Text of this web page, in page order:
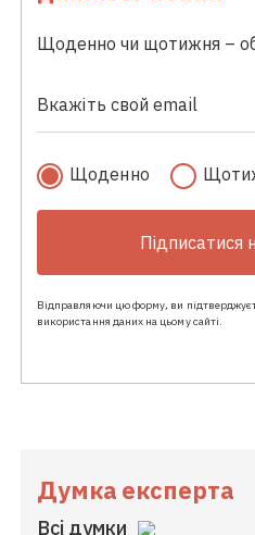
Щоденно чи щотижня –
Щоденно
Підписатися
Відправляючи цю форму, ви
використання даних на цьому сайті.
Думка експерта
Всі думки